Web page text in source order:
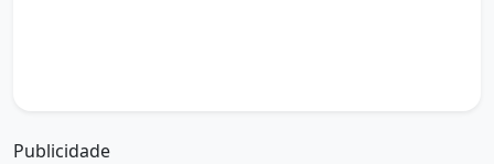
Publicidade